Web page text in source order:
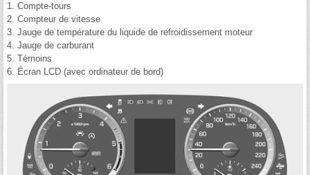
1. Compte-tours
2. Compteur de vitesse
3. Jauge de température du liquide de refroidissement moteur
4. Jauge de carburant
5. Témoins
6. Écran LCD (avec ordinateur de bord)